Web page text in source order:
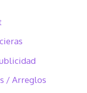
/ Arreglos